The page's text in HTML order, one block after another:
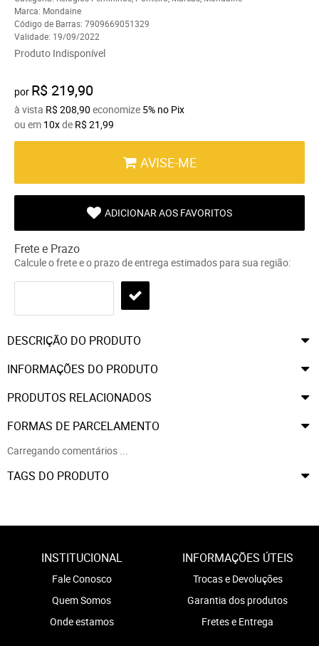
Marca: Mondaine
Código de Barras: 7909669051329
Validade: 19/09/2022
Produto Indisponível
por R$ 219,90
à vista R$ 208,90 economize 5% no Pix
ou em 10xde R$ 21,99
AVISE-ME
ADICIONAR AOS FAVORITOS
Frete e Prazo
Calcule o frete e o prazo de entrega estimados para sua região:
DESCRIÇÃO DO PRODUTO
INFORMAÇÕES DO PRODUTO
PRODUTOS RELACIONADOS
FORMAS DE PARCELAMENTO
Carregando comentários ...
TAGS DO PRODUTO
INSTITUCIONAL
Fale Conosco
Quem Somos
Onde estamos
INFORMAÇÕES ÚTEIS
Trocas e Devoluções
Garantia dos produtos
Fretes e Entrega